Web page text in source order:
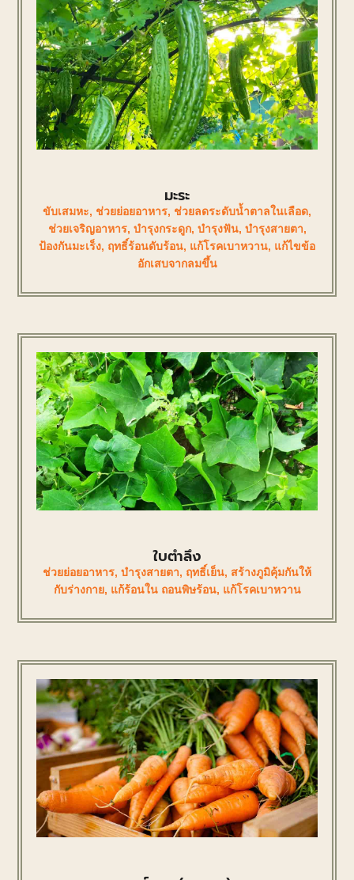
มะระ
ขับเสมหะ, ช่วยย่อยอาหาร, ช่วยลดระดับน้ำตาลในเลือด,
ช่วยเจริญอาหาร, บำรุงกระดูก, บำรุงฟัน, บำรุงสายตา,
ป้องกันมะเร็ง, ฤทธิ์ร้อนดับร้อน, แก้โรคเบาหวาน, แก้ไขข้อ
อักเสบจากลมขึ้น
ใบตำลึง
ช่วยย่อยอาหาร, บำรุงสายตา, ฤทธิ์เย็น, สร้างภูมิคุ้มกันให้
กับร่างกาย, แก้ร้อนใน ถอนพิษร้อน, แก้โรคเบาหวาน